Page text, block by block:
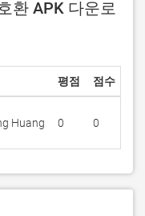
환 APK 다운로
평점 점수
Huang 0 0